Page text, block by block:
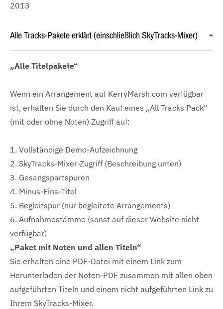
2013
Alle Tracks-Pakete erklärt (einschließlich SkyTracks-Mixer)
„Alle Titelpakete“
Wenn ein Arrangement auf KerryMarsh.com verfügbar
ist, erhalten Sie durch den Kauf eines „All Tracks Pack“
(mit oder ohne Noten) Zugriff auf:
1. Vollständige Demo-Aufzeichnung
2. SkyTracks-Mixer-Zugriff (Beschreibung unten)
3. Gesangspartspuren
4. Minus-Eins-Titel
5. Begleitspur (nur begleitete Arrangements)
6. Aufnahmestämme (sonst auf dieser Website nicht
verfügbar)
„Paket mit Noten und allen Titeln“
Sie erhalten eine PDF-Datei mit einem Link zum
Herunterladen der Noten-PDF zusammen mit allen oben
aufgeführten Titeln und einem nicht aufgeführten Link zu
Ihrem SkyTracks-Mixer.